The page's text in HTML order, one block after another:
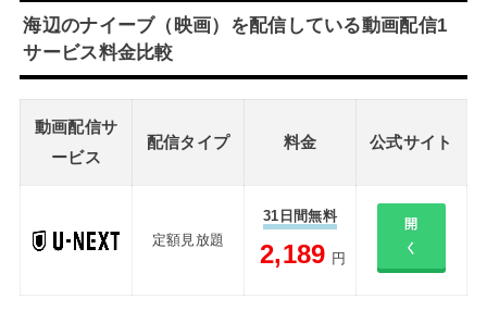
海辺のナイーブ（映画）を配信している動画配信1
サービス料金比較
動画配信サ
ービス
配信タイプ 料金 公式サイト
定額見放題
31日間無料
2,189 円
開
く